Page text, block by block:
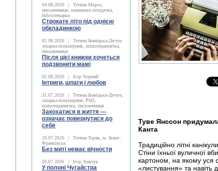
04.08.2026 |
Тетяна Мороз,
письменниця, книжкова оглядачка,
бібліотекарка
Строкате літо під однією
обкладинкою
02.08.2026 |
Тетяна Іваніцька-Дячун
лікарка-психіатриня, психотерапевтка,
письменниця
Після цієї книжки хочеться
подзвонити мамі
02.08.2026 | Ігор Чорний
Інтриги, шпаги і любов
31.07.2026 |
Тетяна Іваніцька-Дячун,
лікарка-психіатриня, PhD,
психотерапевтка, письменниця
Закохатися в життя —
означає повернутися до
себе
29.07.2026 |
Тетяна Торак, м. Івано-
Франківськ
Без миті немає вічности
26.07.2026 | Ігор Зіньчук
У полоні Чугайстра
Туве Янссон
Канта
Традиційно літні
Стіни їхньої вуличної
картоном, на якому уся
«листування» та навіть